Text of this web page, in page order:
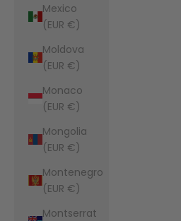
Mexico
(EUR €)
Moldova
(EUR €)
Monaco
(EUR €)
Mongolia
(EUR €)
Montenegro
(EUR €)
Montserrat